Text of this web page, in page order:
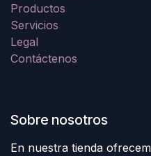
Productos
Servicios
Legal
Contáctenos
Sobre nosotros
En nuestra tienda